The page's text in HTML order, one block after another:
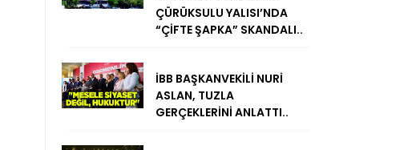
ÇÜRÜKSULU YALISI’NDA
“ÇİFTE ŞAPKA” SKANDALI..
İBB BAŞKANVEKİLİ NURİ
ASLAN, TUZLA
GERÇEKLERİNİ ANLATTI..